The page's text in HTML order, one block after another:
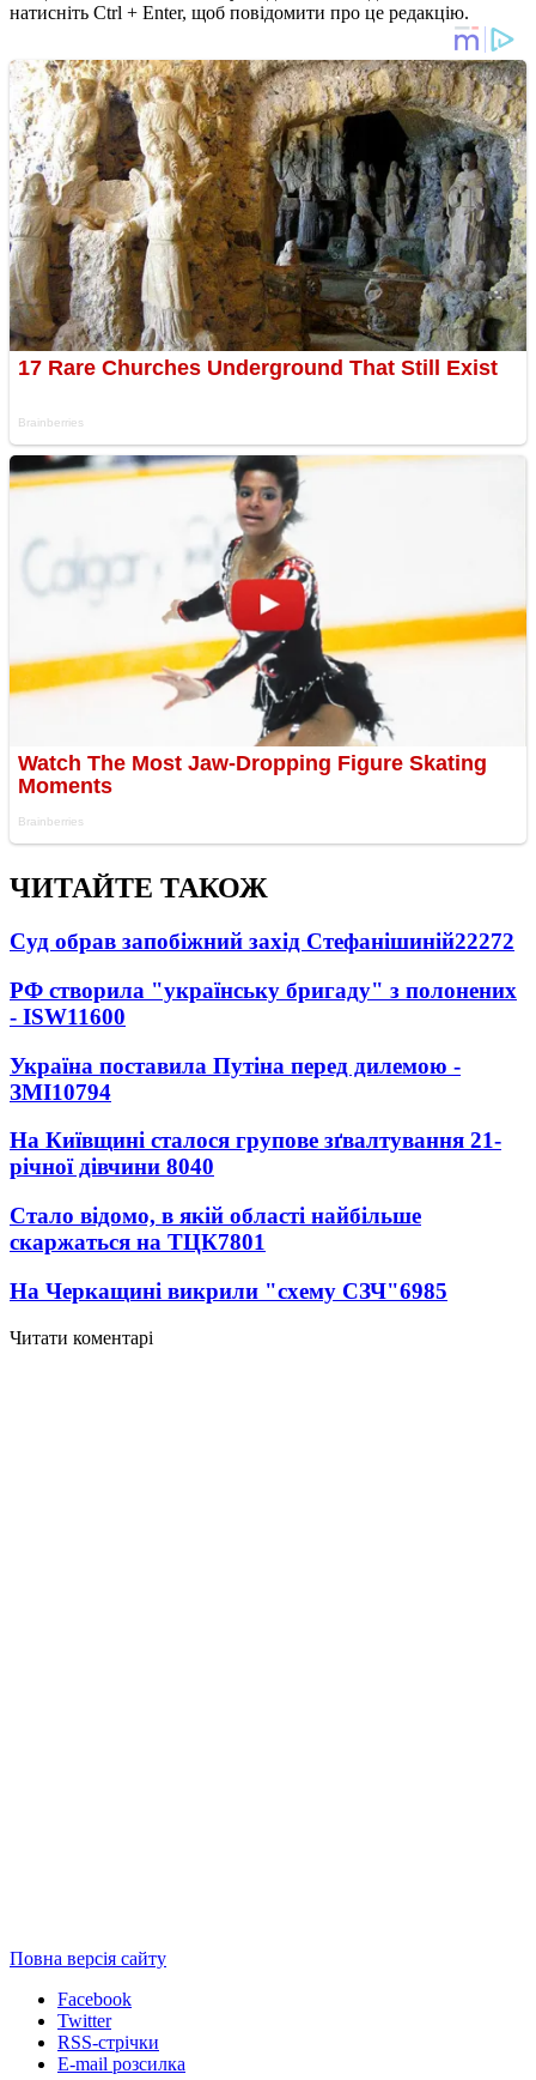
натисніть Ctrl + Enter, щоб повідомити про це редакцію.
ЧИТАЙТЕ ТАКОЖ
Суд обрав запобіжний захід Стефанішиній22272
РФ створила "українську бригаду" з полонених
- ISW11600
Україна поставила Путіна перед дилемою -
ЗМІ10794
На Київщині сталося групове зґвалтування 21-
річної дівчини 8040
Стало відомо, в якій області найбільше
скаржаться на ТЦК7801
На Черкащині викрили "схему СЗЧ"6985
Читати коментарі
Повна версія сайту
Facebook
Twitter
RSS-стрічки
E-mail розсилка